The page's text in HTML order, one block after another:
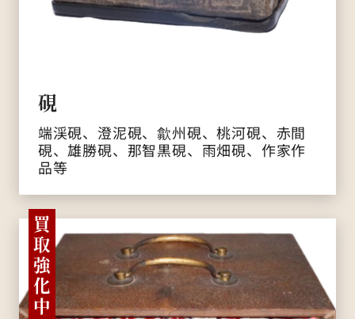
硯
端渓硯、澄泥硯、歙州硯、桃河硯、赤間
硯、雄勝硯、那智黒硯、雨畑硯、作家作
品等
買
取
強
化
中